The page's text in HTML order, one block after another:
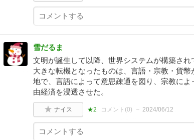
雪だるま
文明が誕生して以降、世界システムが構築さ
大きな転機となったものは、言語・宗教・貨
地で、言語によって意思疎通を図り、宗教に
由経済を浸透させた。
ナイス ★2 コメント(0) 2024/06/12